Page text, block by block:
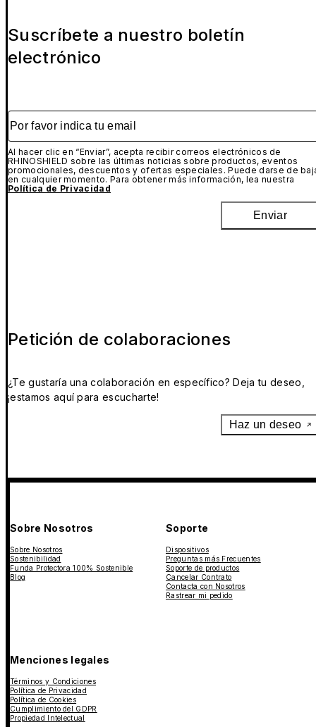
Suscríbete a nuestro boletín
electrónico
Por favor indica tu email
Al hacer clic en “Enviar”, acepta recibir correos electrónicos de
RHINOSHIELD sobre las últimas noticias sobre productos, eventos
promocionales, descuentos y ofertas especiales. Puede darse de
en cualquier momento. Para obtener más información, lea nuestra
Política de Privacidad
Enviar
Petición de colaboraciones
¿Te gustaría una colaboración en específico? Deja tu deseo,
¡estamos aquí para escucharte!
Haz un deseo
Sobre Nosotros
Sobre Nosotros
Sostenibilidad
Funda Protectora 100% Sostenible
Blog
Soporte
Dispositivos
Preguntas más Frecuentes
Soporte de productos
Cancelar Contrato
Contacta con Nosotros
Rastrear mi pedido
Menciones legales
Términos y Condiciones
Política de Privacidad
Política de Cookies
Cumplimiento del GDPR
Propiedad Intelectual